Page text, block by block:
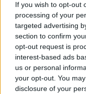
If you wish to opt-out
processing of your
targeted advertising
section to confirm
opt-out request is
interest-based ads
us or personal
your opt-out. You
disclosure of your